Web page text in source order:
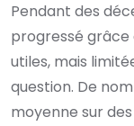
Pendant des
progressé
utiles, mais
question. De
moyenne sur